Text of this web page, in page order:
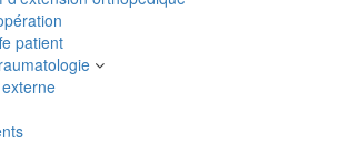
patient